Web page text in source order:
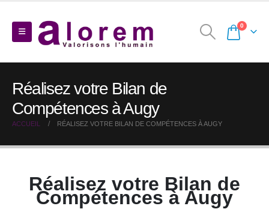
0
Réalisez votre Bilan de
Compétences à Augy
ACCUEIL RÉALISEZ VOTRE BILAN DE COMPÉTENCES À AUGY
Réalisez votre Bilan de
Compétences à Augy